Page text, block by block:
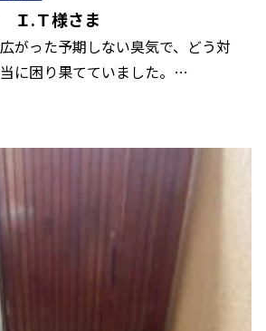
.Ｔ様さま
がった予期しない臭気で、どう対
に困り果てていました。…